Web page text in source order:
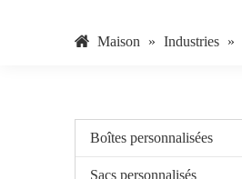
Maison » Industries »
Boîtes personnalisées
Sacs personnalisés